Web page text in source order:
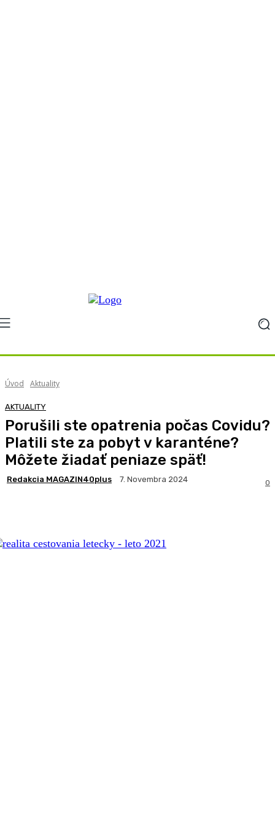
Úvod Aktuality
AKTUALITY
Porušili ste opatrenia počas Covidu?
Platili ste za pobyt v karanténe?
Môžete žiadať peniaze späť!
Redakcia MAGAZIN40plus 7. Novembra 2024 0